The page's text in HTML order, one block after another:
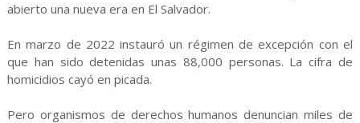
abierto una nueva era en El Salvador.
En marzo de 2022 instauró un régimen de excepción con el
que han sido detenidas unas 88,000 personas. La cifra de
homicidios cayó en picada.
Pero organismos de derechos humanos denuncian miles de